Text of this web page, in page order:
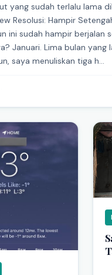
yang sudah terlalu lama
Resolusi: Hampir
ini sudah hampir berjalan
Januari. Lima bulan yang
saya menuliskan tiga h...